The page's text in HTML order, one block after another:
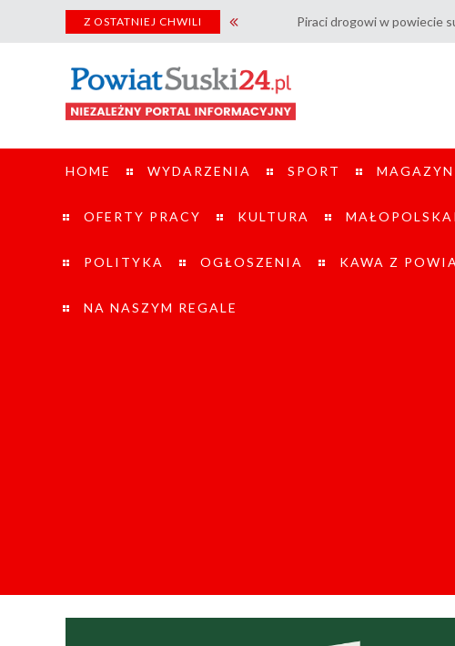
Z OSTATNIEJ CHWILI Piraci drogowi w powiecie suskim. W
HOME WYDARZENIA SPORT
OFERTY PRACY KULTURA
POLITYKA OGŁOSZENIA KAWA Z
NA NASZYM REGALE